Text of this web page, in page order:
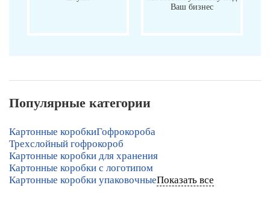
Ваш бизнес
Популярные категории
Картонные коробкиГофрокороба
Трехслойный гофрокороб
Картонные коробки для хранения
Картонные коробки с логотипом
Картонные коробки упаковочныеПоказать все